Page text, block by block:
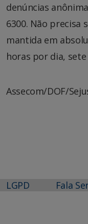
denúncias
6300. Não precisa
mantida em
horas por dia,
Assecom/DOF/
LGPD Fala